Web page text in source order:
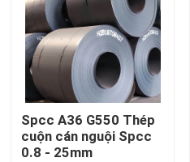
Về chúng tôi
Tham quan nhà máy
Kiểm soát chất lượng
Spcc A36 G550 Thép
cuộn cán nguội Spcc
0.8 - 25mm